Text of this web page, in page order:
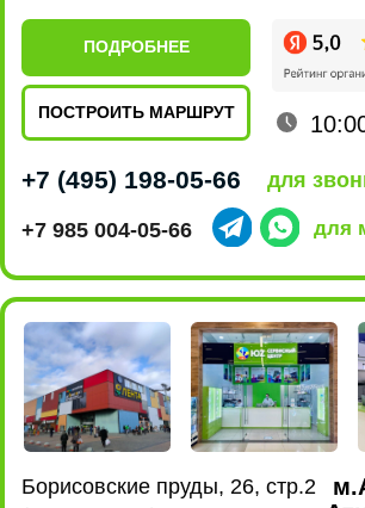
ПОСТРОИТЬ МАРШРУТ
ул. Люблинская, 169 к2
ПОДРОБНЕЕ
ПОСТРОИТЬ МАРШРУТ
10:00 - 22:00
10:00 - 22:00
+7 915 161-19-85
+7 (495) 198-07-76
для мессенджеров
для звонков
+7 980 435-47-17
+7 (495) 198-02-16
для мессенджеров
для звонков